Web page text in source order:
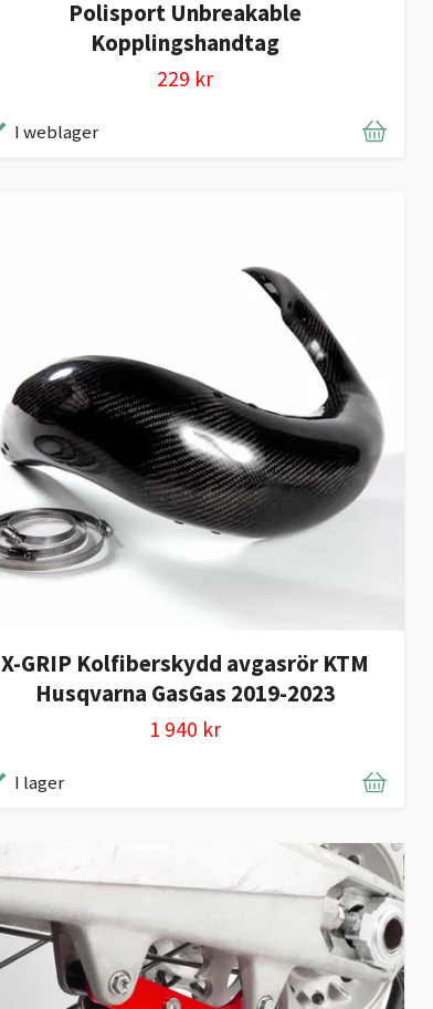
Polisport Unbreakable
Kopplingshandtag
229 kr
I weblager
X-GRIP Kolfiberskydd avgasrör KTM
Husqvarna GasGas 2019-2023
1 940 kr
I lager